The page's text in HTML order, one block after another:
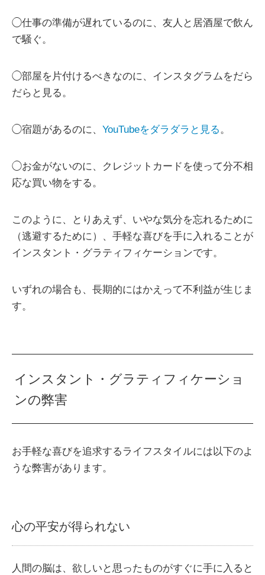
◯仕事の準備が遅れているのに、友人と居酒屋で飲ん
で騒ぐ。
◯部屋を片付けるべきなのに、インスタグラムをだら
だらと見る。
◯宿題があるのに、 YouTubeをダラダラと見る。
◯お金がないのに、クレジットカードを使って分不相
応な買い物をする。
このように、とりあえず、いやな気分を忘れるために
（逃避するために）、手軽な喜びを手に入れることが
インスタント・グラティフィケーションです。
いずれの場合も、長期的にはかえって不利益が生じま
す。
インスタント・グラティフィケーショ
ンの弊害
お手軽な喜びを追求するライフスタイルには以下のよ
うな弊害があります。
心の平安が得られない
人間の脳は、欲しいと思ったものがすぐに手に入ると